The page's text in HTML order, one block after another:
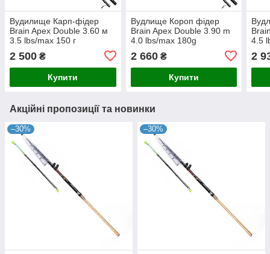
Вудилище Карп-фідер
Brain Apex Double 3.60 м
3.5 lbs/max 150 г
2 500 ₴
Купити
Вудлище Короп фідер
Brain Apex Double 3.90 m
4.0 lbs/max 180g
2 660₴
Купити
4.5
2
Акційні пропозиції та новинки
–30% –30%